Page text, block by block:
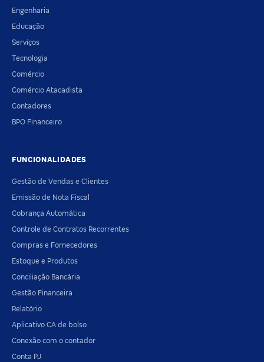
Engenharia
Educação
Serviços
Tecnologia
Comércio
Comércio Atacadista
Contadores
BPO Financeiro
FUNCIONALIDADES
Gestão de Vendas e Clientes
Emissão de Nota Fiscal
Cobrança Automática
Controle de Contratos Recorrentes
Compras e Fornecedores
Estoque e Produtos
Conciliação Bancária
Gestão Financeira
Relatório
Aplicativo CA de bolso
Conexão com o contador
Conta PJ